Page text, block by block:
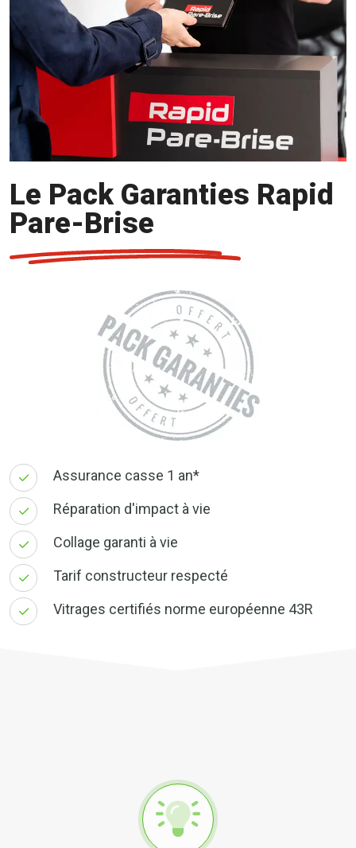
Le Pack Garanties Rapid
Pare-Brise
Assurance casse 1 an*
Réparation d'impact à vie
Collage garanti à vie
Tarif constructeur respecté
Vitrages certifiés norme européenne 43R